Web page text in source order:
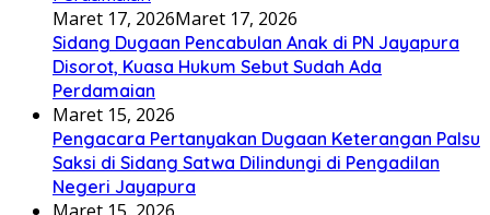
Maret 17, 2026Maret 17, 2026
Sidang Dugaan Pencabulan Anak di PN Jayapura
Disorot, Kuasa Hukum Sebut Sudah Ada
Perdamaian
Maret 15, 2026
Pengacara Pertanyakan Dugaan Keterangan Palsu
Saksi di Sidang Satwa Dilindungi di Pengadilan
Negeri Jayapura